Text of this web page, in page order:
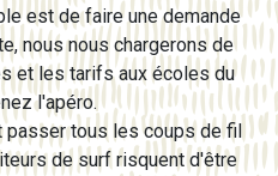
est de faire une demande
nous nous chargerons de
et les tarifs aux écoles du
l'apéro.
passer tous les coups de fil
de surf risquent d'être